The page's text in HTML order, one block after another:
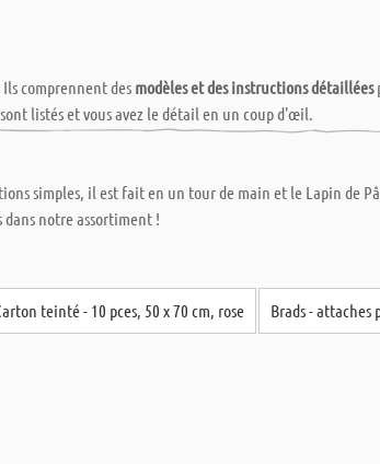
comprennent des modèles et des instructions détaillées
listés et vous avez le détail en un coup d'œil.
simples, il est fait en un tour de main et le Lapin de
notre assortiment !
teinté - 10 pces, 50 x 70 cm, rose Brads - attaches